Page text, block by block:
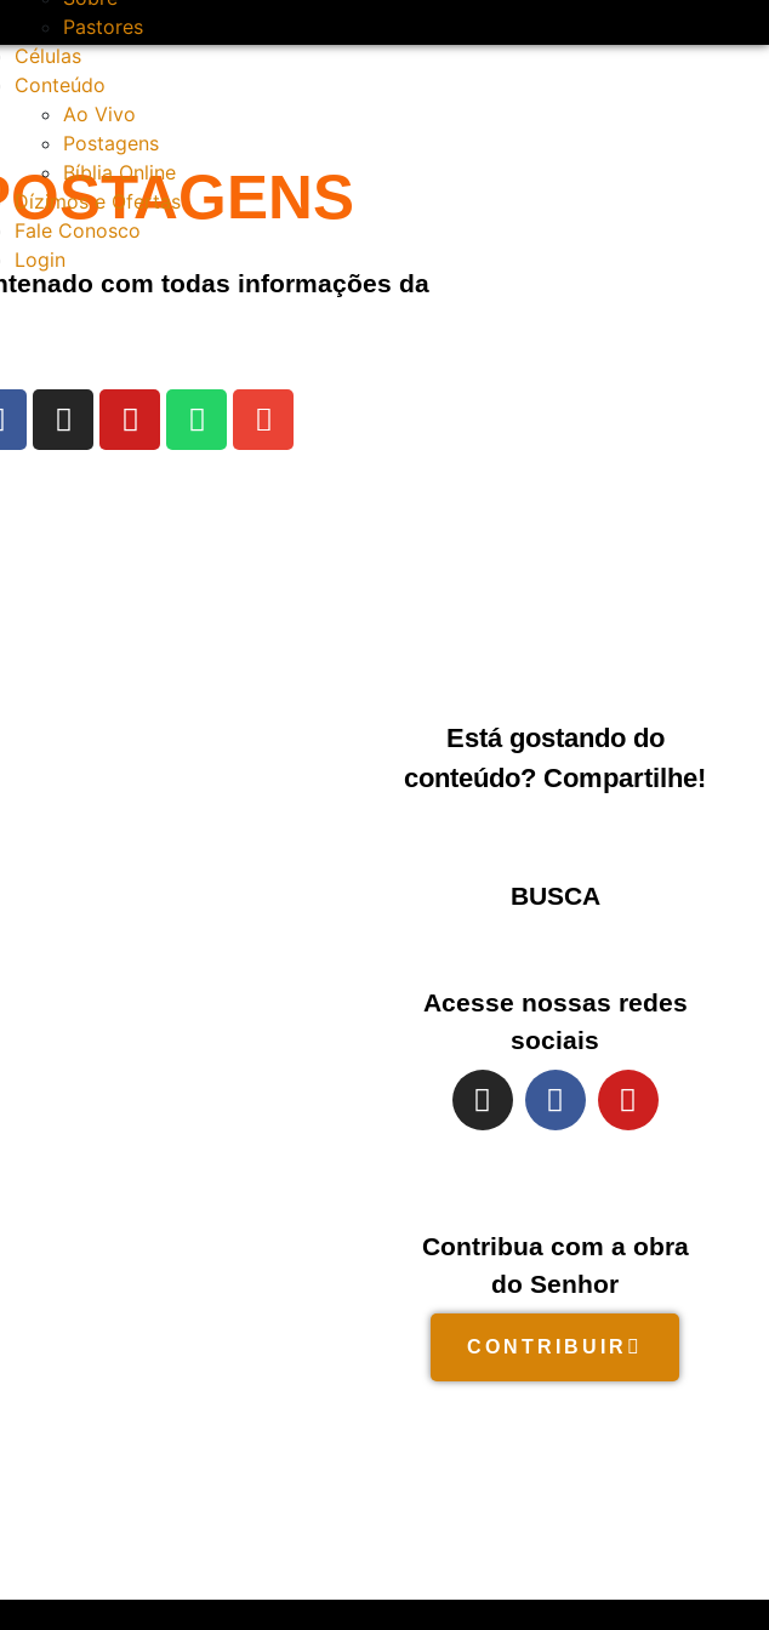
Pastores
Células
Conteúdo
Ao Vivo
Postagens
Bíblia Online
Dízimos e Ofertas
Fale Conosco
Login
com todas informações da
Está gostando do
conteúdo? Compartilhe!
BUSCA
Acesse nossas redes
sociais
Contribua com a obra
do Senhor
CONTRIBUIR